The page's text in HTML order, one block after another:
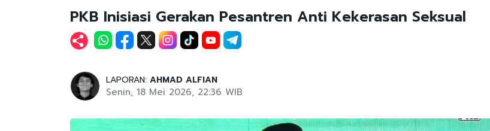
PKB Inisiasi Gerakan Pesantren Anti Kekerasan Seksual
LAPORAN: AHMAD ALFIAN
Senin, 18 Mei 2026, 22:36 WIB